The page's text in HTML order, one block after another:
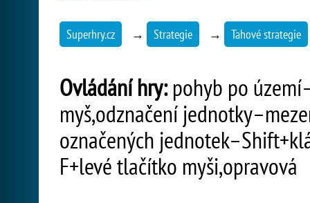
Superhry.cz → Strategie → Tahové strategie
Ovládání hry:pohyb po
myš,odznačení
označených
F+levé tlačítko myši,opravová